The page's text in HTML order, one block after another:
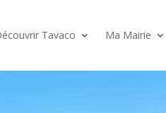
Tavaco Ma Mairie